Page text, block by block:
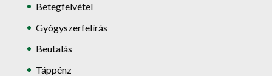
Betegfelvétel
Gyógyszerfelírás
Beutalás
Táppénz